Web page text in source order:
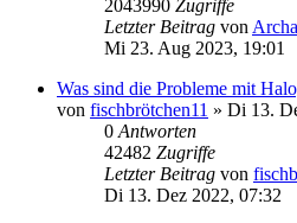
2043990 Zugriffe
Letzter Beitrag von
Mi 23. Aug 2023, 19:01
Was sind die Probleme mit
von fischbrötchen11 » Di 13.
0 Antworten
42482 Zugriffe
Letzter Beitrag von
Di 13. Dez 2022, 07:32